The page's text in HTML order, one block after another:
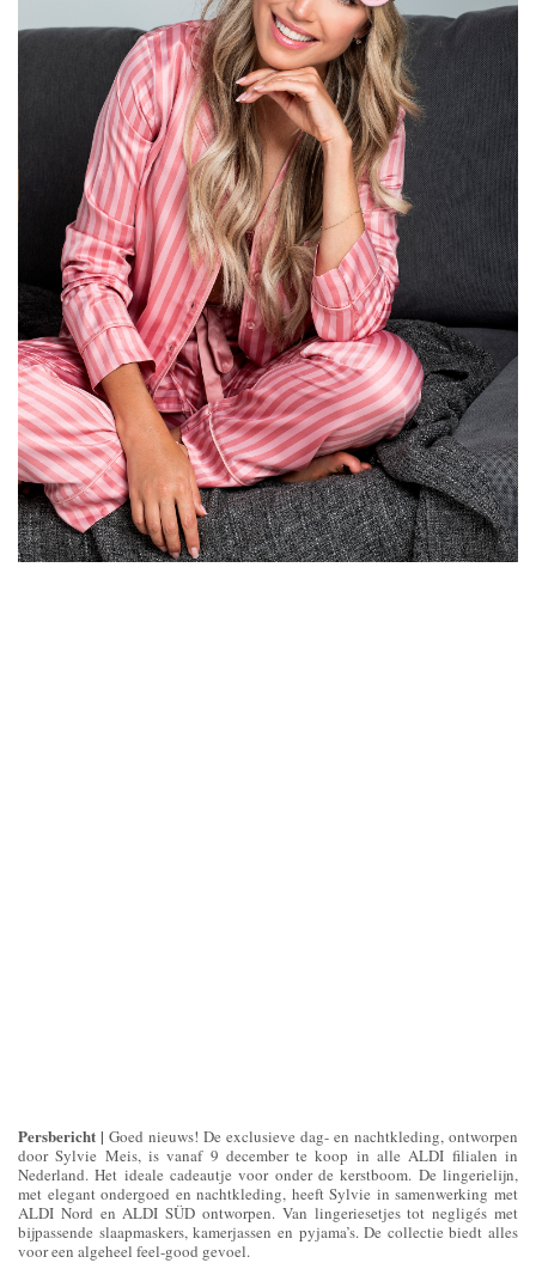
Persbericht | Goed nieuws! De exclusieve dag- en nachtkleding, ontworpen
door Sylvie Meis, is vanaf 9 december te koop in alle ALDI filialen in
Nederland. Het ideale cadeautje voor onder de kerstboom. De lingerielijn,
met elegant ondergoed en nachtkleding, heeft Sylvie in samenwerking met
ALDI Nord en ALDI SÜD ontworpen. Van lingeriesetjes tot negligés met
bijpassende slaapmaskers, kamerjassen en pyjama’s. De collectie biedt alles
voor een algeheel feel-good gevoel.